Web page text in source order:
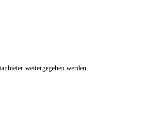
weitergegeben werden.